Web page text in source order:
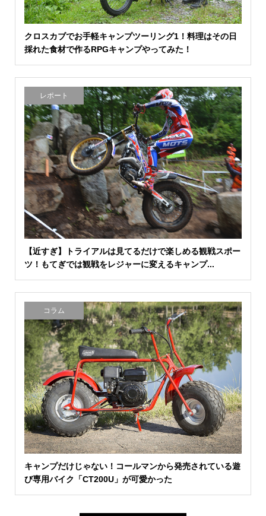
クロスカブでお手軽キャンプツーリング1！料理はその日
採れた食材で作るRPGキャンプやってみた！
レポート
【近すぎ】トライアルは見てるだけで楽しめる観戦スポー
ツ！もてぎでは観戦をレジャーに変えるキャンプ...
コラム
キャンプだけじゃない！コールマンから発売されている遊
び専用バイク「CT200U」が可愛かった